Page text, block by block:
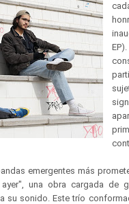
emergentes más
una obra cargada de
su sonido. Este trío